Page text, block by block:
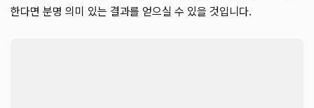
한다면 분명 의미 있는 결과를 얻으실 수 있을 것입니다.